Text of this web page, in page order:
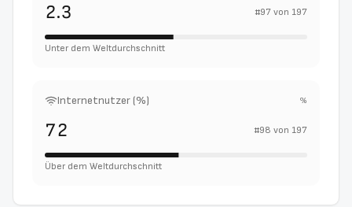
2.3 #97 von 197
Unter dem Weltdurchschnitt
Internetnutzer (%) %
72 #98 von 197
Über dem Weltdurchschnitt